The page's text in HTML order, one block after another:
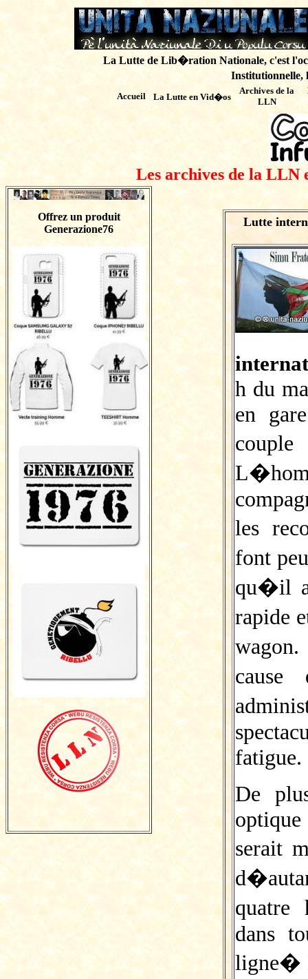
La Lutte de Lib�ration Nationale, c'est
Institutionnelle,
Accueil La Lutte en Vid�os
Archives de la
LLN
Les archives de la LLN
Offrez un produit
Generazione76
Lutte
h du
en
les
font
qu�il
rapide
fatigue.
De
serait
dans
ligne�